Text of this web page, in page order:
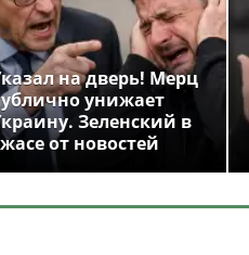
на дверь! Мерц
унижает
Зеленский в
от новостей